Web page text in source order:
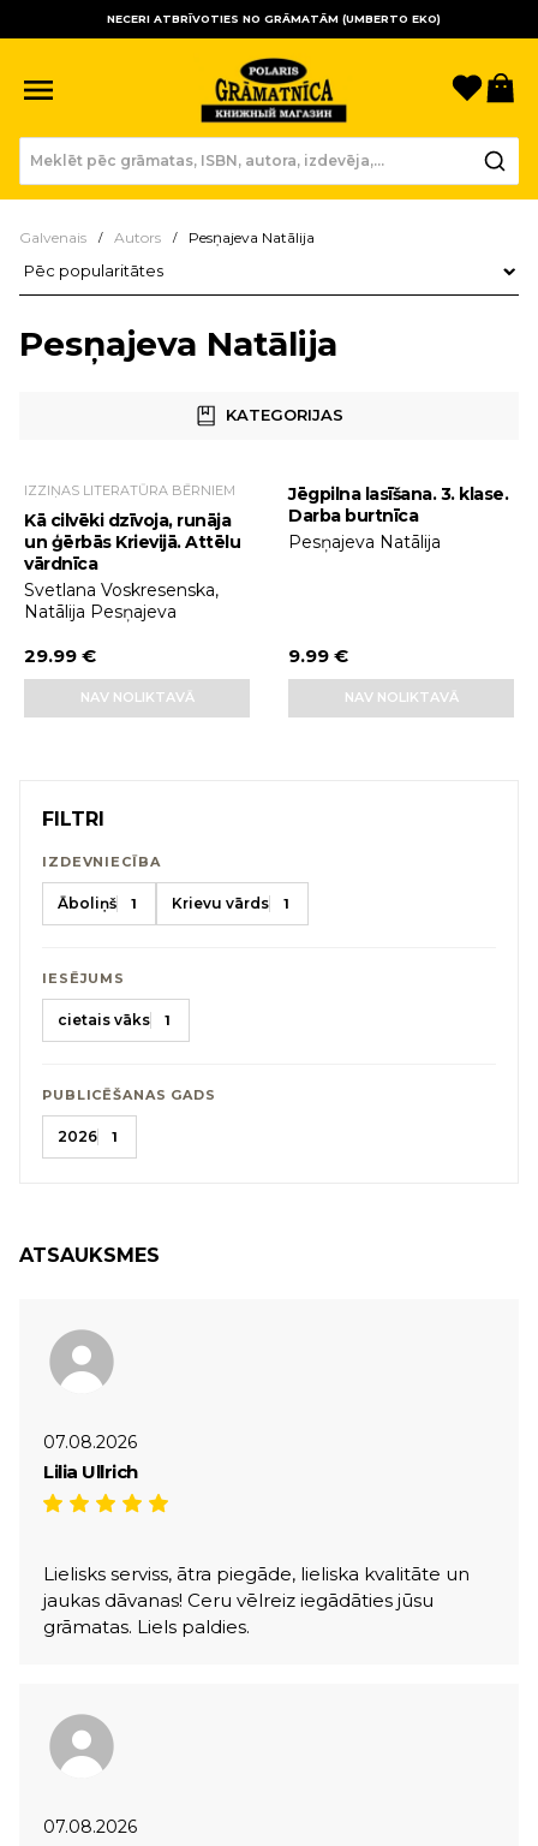
NECERI ATBRĪVOTIES NO GRĀMATĀM (UMBERTO EKO)
Galvenais Autors Pesņajeva Natālija
Pesņajeva Natālija
KATEGORIJAS
FILTRI
IZDEVNIECĪBA
Āboliņš 1 Krievu vārds 1
IESĒJUMS
cietais vāks 1
PUBLICĒŠANAS GADS
2026 1
ATSAUKSMES
07.08.2026
Lilia Ullrich
Lielisks serviss, ātra piegāde, lieliska kvalitāte un
jaukas dāvanas! Ceru vēlreiz iegādāties jūsu
grāmatas. Liels paldies.
07.08.2026
IZZIŅAS LITERATŪRA BĒRNIEM
Kā cilvēki dzīvoja, runāja
un ģērbās Krievijā. Attēlu
vārdnīca
Svetlana Voskresenska,
Natālija Pesņajeva
29.99 €
NAV NOLIKTAVĀ
Jēgpilna lasīšana. 3. klase.
Darba burtnīca
Pesņajeva Natālija
9.99 €
NAV NOLIKTAVĀ